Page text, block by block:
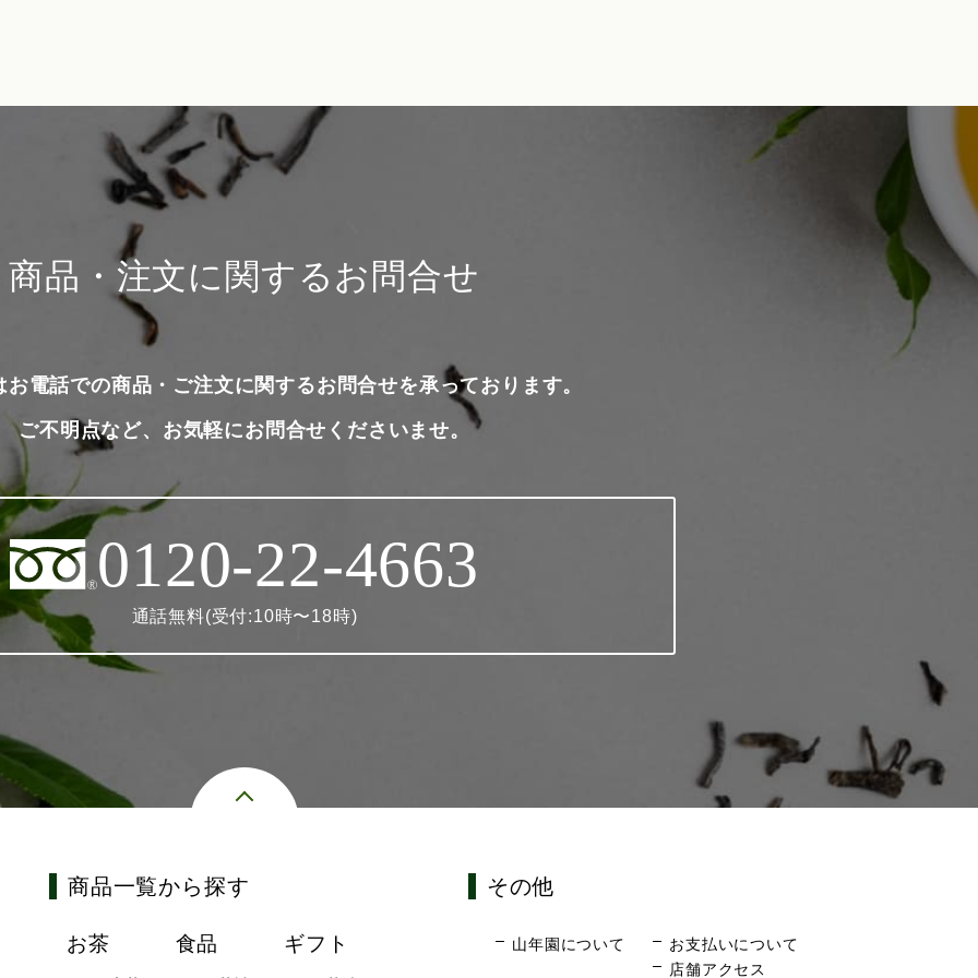
商品・注文に関するお問合せ
お電話での商品・ご注文に関するお問合せを承っております。
ご不明点など、お気軽にお問合せくださいませ。
0120-22-4663
通話無料(受付:10時〜18時)
商品一覧から探す
お茶 食品 ギフト
その他
山年園について
お支払いについて
店舗アクセス